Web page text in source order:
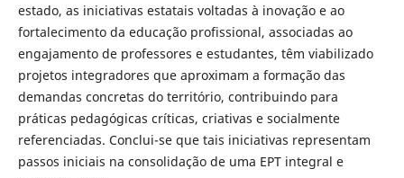
estado, as iniciativas estatais voltadas à inovação e ao
fortalecimento da educação profissional, associadas ao
engajamento de professores e estudantes, têm viabilizado
projetos integradores que aproximam a formação das
demandas concretas do território, contribuindo para
práticas pedagógicas críticas, criativas e socialmente
referenciadas. Conclui-se que tais iniciativas representam
passos iniciais na consolidação de uma EPT integral e